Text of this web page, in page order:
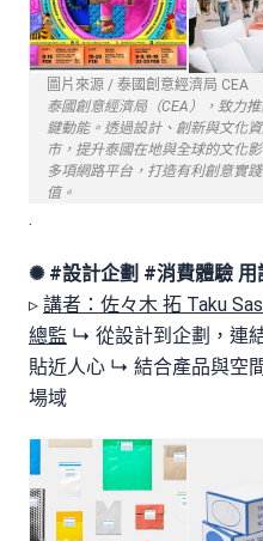
圖片來源 / 泰國創意經濟局 CEA
泰國創意經濟局（CEA），致力
鍵動能。透過設計、創新與文化
市，提升泰國在地與全球的文化
多項網路平台，打造有利創意實
值。
.
✺ #設計企劃 #消費體驗 用
▹ 講者：佐々木 拓 Taku
總監 ↳ 從設計到企劃，連
貼近人心 ↳ 結合產品與空
場域